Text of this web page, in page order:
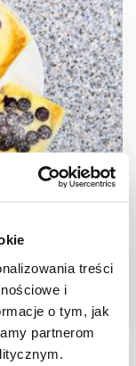
treści
i
o tym, jak
partnerom
+ film
8